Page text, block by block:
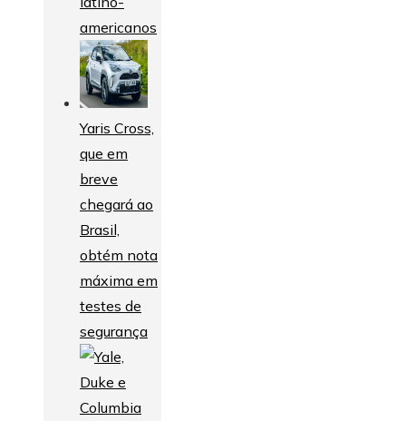
americanos
Yaris Cross,
que em
breve
chegará ao
Brasil,
obtém nota
máxima em
testes de
segurança